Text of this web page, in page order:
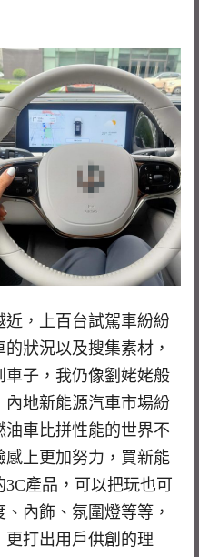
近，上百台試駕車紛紛
狀況以及搜集素材，
子，我仍像劉姥姥般
內地新能源汽車市場紛
車比拼性能的世界不
感上更加努力，買新能
產品，可以把玩也可
內飾、氛圍燈等等，
打出用戶供創的理